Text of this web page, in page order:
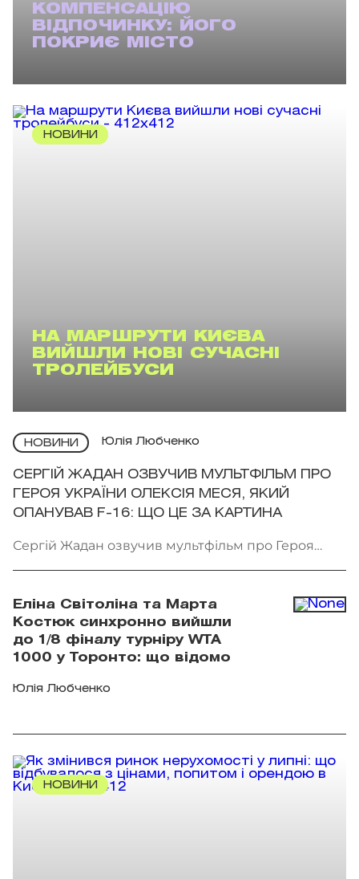
КОМПЕНСАЦІЮ
ВІДПОЧИНКУ: ЙОГО
ПОКРИЄ МІСТО
НОВИНИ
НА МАРШРУТИ КИЄВА
ВИЙШЛИ НОВІ СУЧАСНІ
ТРОЛЕЙБУСИ
НОВИНИ Юлія Любченко
СЕРГІЙ ЖАДАН ОЗВУЧИВ МУЛЬТФІЛЬМ ПРО
ГЕРОЯ УКРАЇНИ ОЛЕКСІЯ МЕСЯ, ЯКИЙ
ОПАНУВАВ F-16: ЩО ЦЕ ЗА КАРТИНА
Сергій Жадан озвучив мультфільм про Героя
Еліна Світоліна та Марта
Костюк синхронно вийшли
до 1/8 фіналу турніру WTA
1000 у Торонто: що відомо
Юлія Любченко
НОВИНИ